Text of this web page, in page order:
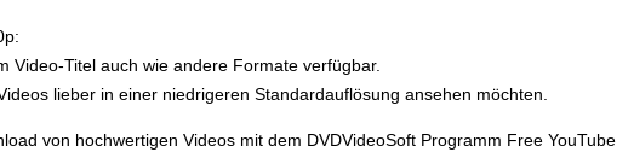
Video-Titel auch wie andere Formate verfügbar.
lieber in einer niedrigeren Standardauflösung ansehen möchten.
von hochwertigen Videos mit dem DVDVideoSoft Programm Free YouTube